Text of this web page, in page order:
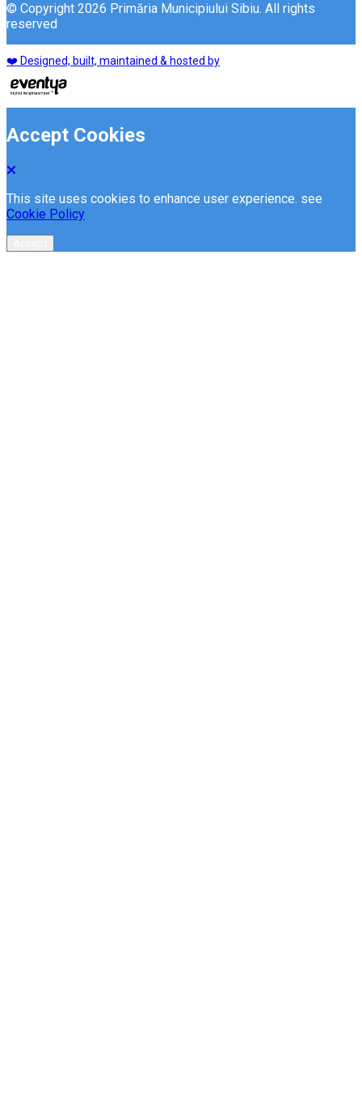
© Copyright 2026 Primăria Municipiului Sibiu. All rights
reserved
❤️ Designed, built, maintained & hosted by
Accept Cookies
This site uses cookies to enhance user experience. see
Cookie Policy